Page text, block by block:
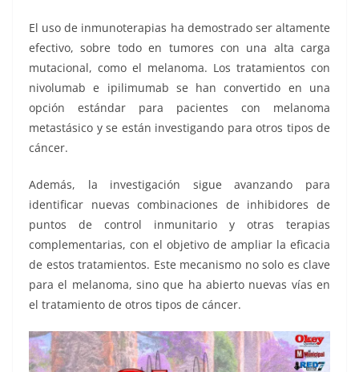
El uso de inmunoterapias ha demostrado ser altamente
efectivo, sobre todo en tumores con una alta carga
mutacional, como el melanoma. Los tratamientos con
nivolumab e ipilimumab se han convertido en una
opción estándar para pacientes con melanoma
metastásico y se están investigando para otros tipos de
cáncer.
Además, la investigación sigue avanzando para
identificar nuevas combinaciones de inhibidores de
puntos de control inmunitario y otras terapias
complementarias, con el objetivo de ampliar la eficacia
de estos tratamientos. Este mecanismo no solo es clave
para el melanoma, sino que ha abierto nuevas vías en
el tratamiento de otros tipos de cáncer.